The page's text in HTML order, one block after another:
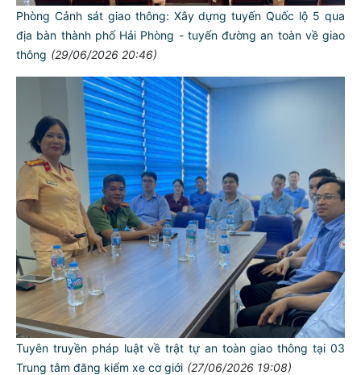
Phòng Cảnh sát giao thông: Xây dựng tuyến Quốc lộ 5 qua
địa bàn thành phố Hải Phòng - tuyến đường an toàn về giao
thông (29/06/2026 20:46)
Tuyên truyền pháp luật về trật tự an toàn giao thông tại 03
Trung tâm đăng kiểm xe cơ giới (27/06/2026 19:08)